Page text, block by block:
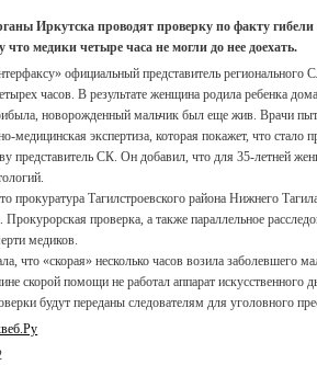
Иркутска проводят проверку по факту
что медики четыре часа не могли до нее доехать.
официальный представитель
часов. В результате женщина родила ребенка
новорожденный мальчик был еще жив. Врачи
медицинская экспертиза, которая покажет, что
представитель СК. Он добавил, что для 35-летней
прокуратура Тагилстроевского района Нижнего
Прокурорская проверка, а также параллельное
медиков.
что «скорая» несколько часов возила заболевшего
скорой помощи не работал аппарат искусственного
будут переданы следователям для уголовного